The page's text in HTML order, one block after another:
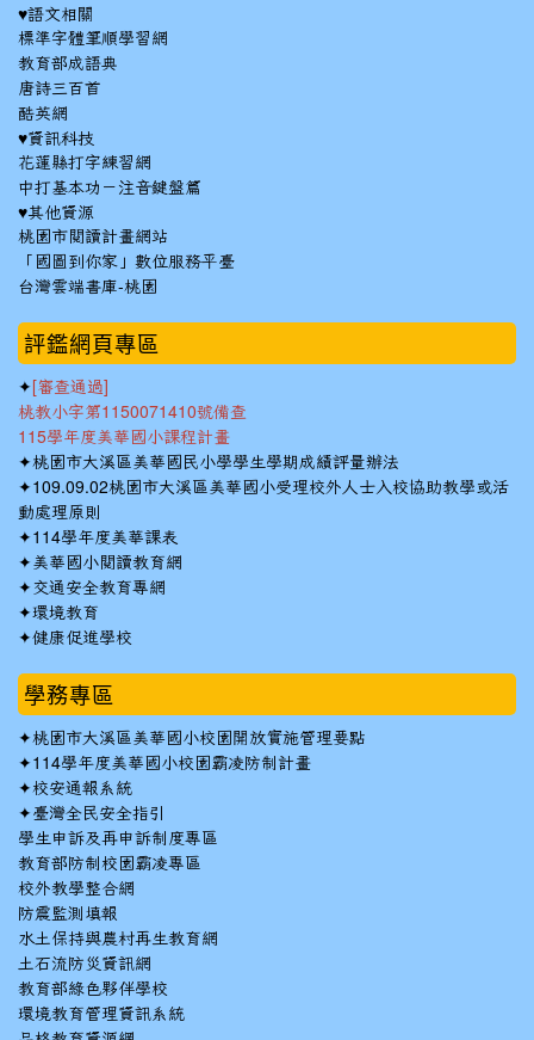
♥語文相關
標準字體筆順學習網
教育部成語典
唐詩三百首
酷英網
♥資訊科技
花蓮縣打字練習網
中打基本功－注音鍵盤篇
♥其他資源
桃園市閱讀計畫網站
「國圖到你家」數位服務平臺
台灣雲端書庫-桃園
::: 評鑑網頁專區
✦ [審查通過]
桃教小字第1150071410號備查
115學年度美華國小課程計畫
✦桃園市大溪區美華國民小學學生學期成績評量辦法
✦109.09.02桃園市大溪區美華國小受理校外人士入校協助教學或活
動處理原則
✦114學年度美華課表
✦美華國小閱讀教育網
✦ 交通安全教育專網
✦環境教育
✦健康促進學校
學務專區
✦桃園市大溪區美華國小校園開放實施管理要點
✦114學年度美華國小校園霸凌防制計畫
✦校安通報系統
✦臺灣全民安全指引
學生申訴及再申訴制度專區
教育部防制校園霸凌專區
校外教學整合網
防震監測填報
水土保持與農村再生教育網
土石流防災資訊網
教育部綠色夥伴學校
環境教育管理資訊系統